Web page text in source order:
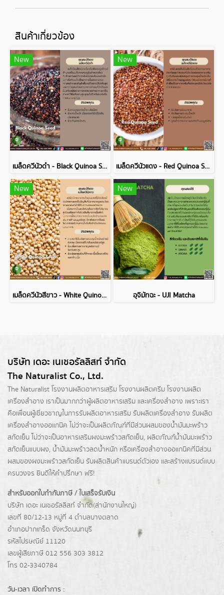
สินค้าเกี่ยวข้อง
New
เมล็ดควีนัวดำ - Black Quinoa Seed
New
เมล็ดควีนัวแดง - Red Quinoa Seed
New
เมล็ดควีนัวสีขาว - White Quinoa Seed
New
อุจิมัทฉะ - UJI Matcha
บริษัท เดอะ เนเชอรัลลิสท์ จำกัด
The Naturalist Co., Ltd.
The Naturalist โรงงานผลิตอาหารเสริม โรงงานผลิตครีม โรงงานผลิต
เครื่องสำอาง เราเป็นมากกว่าผู้ผลิตอาหารเสริม และเครื่องสำอาง เพราะเรา
คือเพื่อนผู้เชี่ยวชาญในการรับผลิตอาหารเสริม รับผลิตเครื่องสำอาง รับผลิต
เครื่องสำอางออแกนิค ไม่ว่าจะเป็นผลิตภัณฑ์ที่มีส่วนผสมของน้ำมันมะพร้าว
สกัดเย็น ไม่ว่าจะเป็นอาหารเสริมผงมะพร้าวสกัดเย็น, ผลิตภัณฑ์น้ำมันมะพร้าว
สกัดเย็นแบบผง, น้ำมันมะพร้าวลดน้ำหนัก หรือเครื่องสำอางออแกนิคที่มีส่วน
ผสมของผงมะพร้าวสกัดเย็น รับผลิตสินค้าแบรนด์ตัวเอง และสร้างแบรนด์แบบ
ครบวงจร ยินดีให้คำปรึกษา ฟรี!
สำหรับออกใบกำกับภาษี / ใบเสร็จรับเงิน
บริษัท เดอะ เนเชอรัลลิสท์ จำกัด(ส่านักงานใหญ่)
เลขที่ 80/12-13 หมู่ที่ 4 ตำบลบางตลาด
อำเภอปากเกร็ด จังหวัดนนทบุรี
รหัสไปรษณีย์ 11120
เลขผู้เสียภาษี 012 556 303 3812
โทร 02-3340784
วัน-เวลา เปิดทำการ :